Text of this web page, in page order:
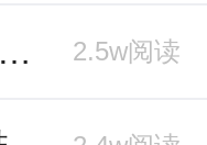
长鑫科技参投神州半导体IPO：朱培文、陈觉晓变现2.6亿，董秘和保荐人有旧 2.5w阅读